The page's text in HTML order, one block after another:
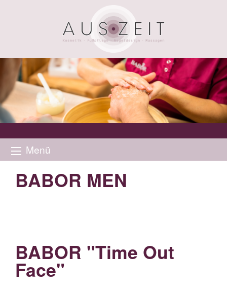
Menü
BABOR MEN
BABOR "Time Out
Face"